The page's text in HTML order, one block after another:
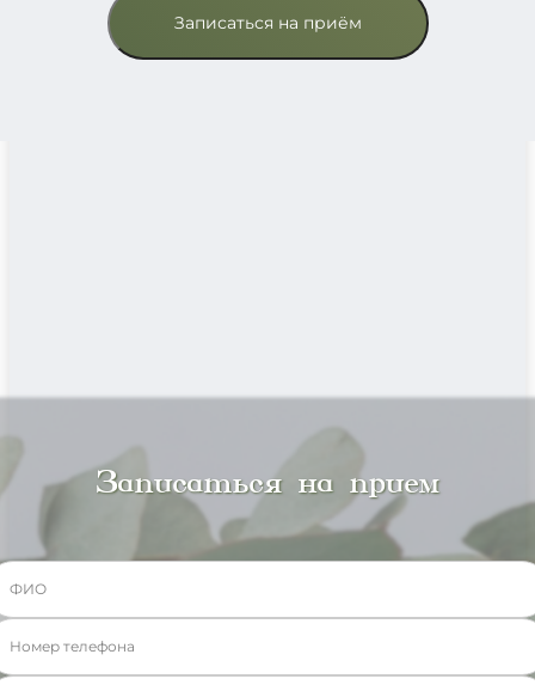
Записаться на приём
Записаться на прием